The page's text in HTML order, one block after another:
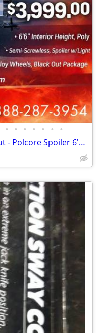
• • • • • • •
6x12 SA Enclosed Trailer Blackout - Polcore Spoiler 6'6" - Call / Text